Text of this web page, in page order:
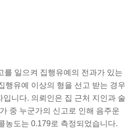
를 일으켜 집행유예의 전과가 있는
행유예 이상의 형을 선고 받는 경우
입니다. 의뢰인은 집 근처 지인과 술
중 누군가의 신고로 인해 음주운
농도는 0.179로 측정되었습니다.